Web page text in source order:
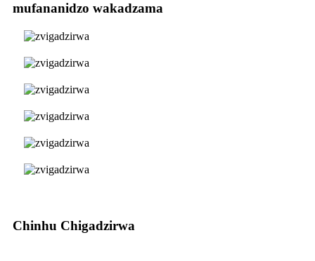
mufananidzo wakadzama
Chinhu Chigadzirwa